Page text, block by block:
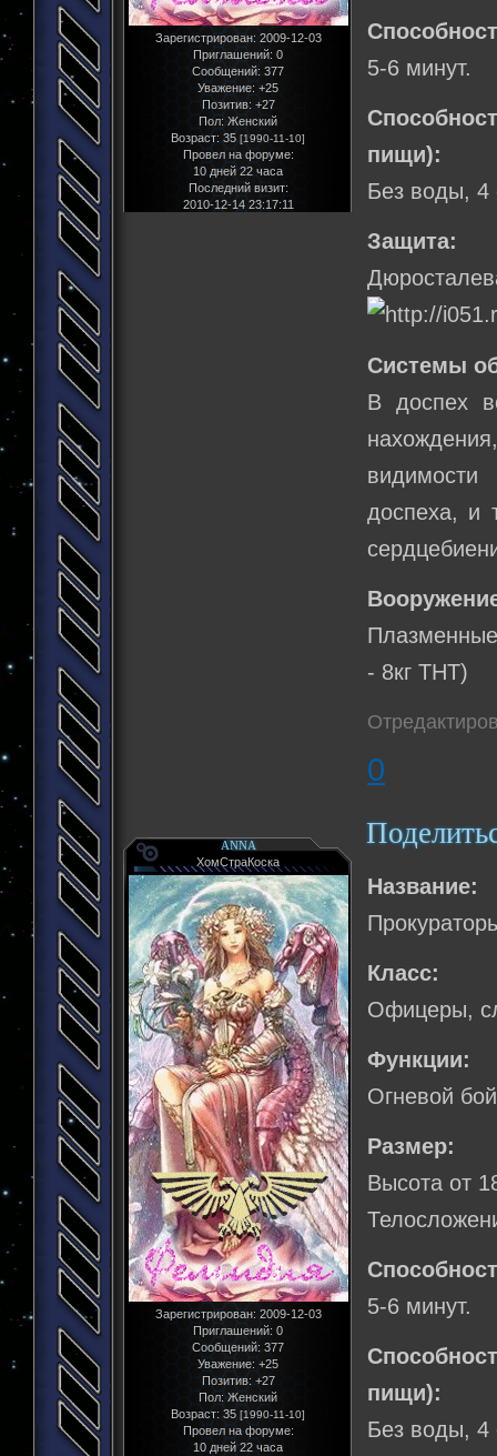
Зарегистрирован: 2009-12-03
Приглашений: 0
Сообщений: 377
Уважение: +25
Позитив: +27
Пол:Женский
Возраст:35 [1990-11-10]
Провел на форуме:
10 дней 22 часа
Последний визит:
2010-12-14 23:17:11
5-6 минут.
пищи):
Без воды, 4
Защита:
Системы
В доспех
доспеха, и
- 8кг ТНТ)
0
ANNA
ХомСтраКоска
Зарегистрирован: 2009-12-03
Приглашений: 0
Сообщений: 377
Уважение: +25
Позитив: +27
Пол:Женский
Возраст: 35 [1990-11-10]
Провел на форуме:
10 дней 22 часа
Название:
Класс:
Офицеры,
Функции:
Огневой
Размер:
Высота от
5-6 минут.
пищи):
Без воды, 4